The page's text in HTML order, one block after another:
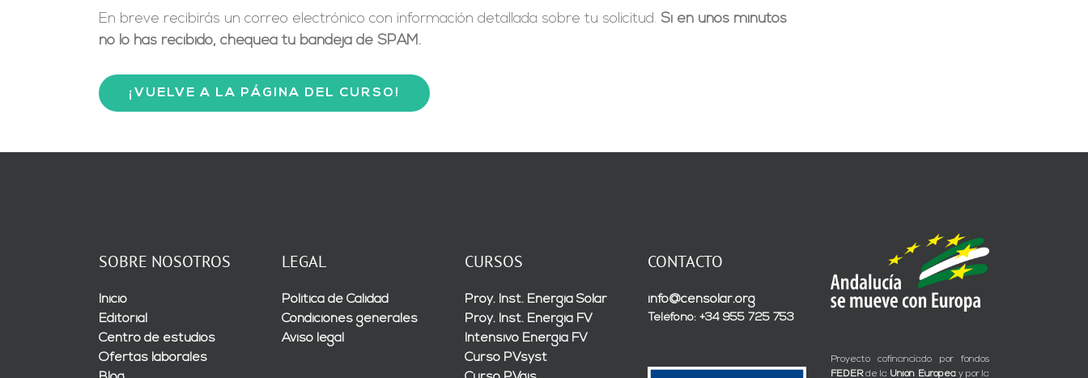
En breve recibirás un correo electrónico con información detallada sobre tu solicitud. Si en unos minutos
no lo has recibido, chequea tu bandeja de SPAM.
¡VUELVE A LA PÁGINA DEL CURSO!
SOBRE NOSOTROS
Inicio
Editorial
Centro de estudios
Ofertas laborales
LEGAL
Política de Calidad
Condiciones generales
Aviso legal
CURSOS
Proy. Inst. Energía Solar
Proy. Inst. Energía FV
Intensivo Energía FV
Curso PVsyst
CONTACTO
info@censolar.org
Teléfono: +34 955 725 753
Proyecto cofinanciado por fondos
FEDERde la Unión Europeay por la